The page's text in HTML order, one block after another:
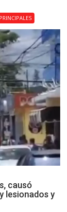
PRINCIPALES
causó
lesionados y